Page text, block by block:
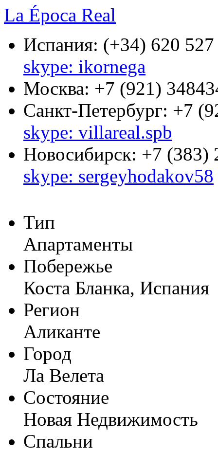
La Época Real
Испания: (+34) 620
skype: ikornega
Москва: +7 (921)
Санкт-Петербург: +7
skype: villareal.spb
Новосибирск: +7 (383)
skype: sergeyhodakov58
Тип
Апартаменты
Побережье
Коста Бланка, Испания
Регион
Аликанте
Город
Ла Велета
Состояние
Новая Недвижимость
Спальни